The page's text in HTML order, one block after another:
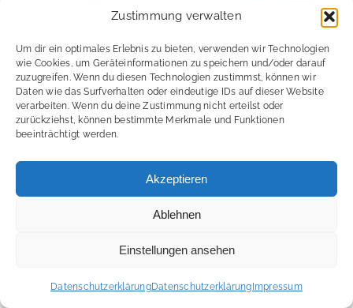
Zustimmung verwalten
Um dir ein optimales Erlebnis zu bieten, verwenden wir Technologien
wie Cookies, um Geräteinformationen zu speichern und/oder darauf
zuzugreifen. Wenn du diesen Technologien zustimmst, können wir
Daten wie das Surfverhalten oder eindeutige IDs auf dieser Website
verarbeiten. Wenn du deine Zustimmung nicht erteilst oder
zurückziehst, können bestimmte Merkmale und Funktionen
beeinträchtigt werden.
Akzeptieren
Ablehnen
Einstellungen ansehen
DatenschutzerklärungDatenschutzerklärung Impressum